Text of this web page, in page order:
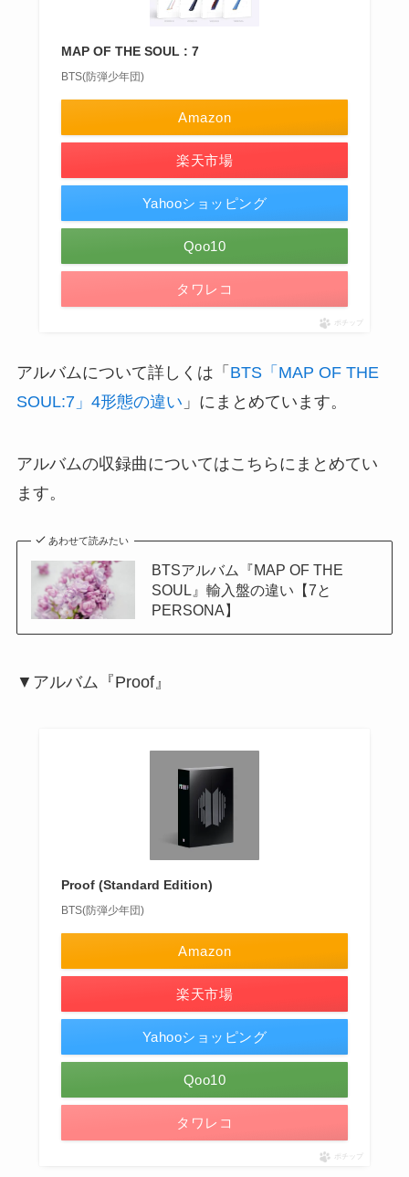
MAP OF THE SOUL : 7
BTS(防弾少年団)
Amazon
楽天市場
Yahooショッピング
Qoo10
タワレコ
ポチップ
アルバムについて詳しくは「 BTS「MAP OF THE
SOUL:7」4形態の違い 」にまとめています。
アルバムの収録曲についてはこちらにまとめてい
ます。
あわせて読みたい
BTSアルバム『MAP OF THE
SOUL』輸入盤の違い【7と
PERSONA】
▼アルバム『Proof』
Proof (Standard Edition)
BTS(防弾少年団)
Amazon
楽天市場
Yahooショッピング
Qoo10
タワレコ
ポチップ